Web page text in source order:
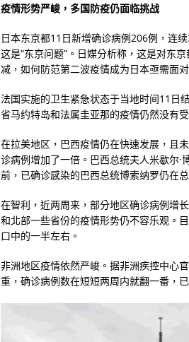
疫情形势严峻，多国防疫仍面临挑战
日本东京都11日新增确诊病例206例，连
这是“东京问题”。日媒分析称，这是对东
减，如何防范第二波疫情成为日本亟需面
法国实施的卫生紧急状态于当地时间11日
省马约特岛和法属圭亚那的疫情仍然没有
在拉美地区，巴西疫情仍在快速发展，且
诊病例增加了一倍。巴西总统夫人米歇尔
前，已确诊感染的巴西总统博索纳罗仍在
在智利，近两周来，部分地区确诊病例增
和北部一些省份的疫情形势仍不容乐观。
口中的一半左右。
非洲地区疫情依然严峻。据非洲疾控中心
重，确诊病例数在短短两周内就翻一番，